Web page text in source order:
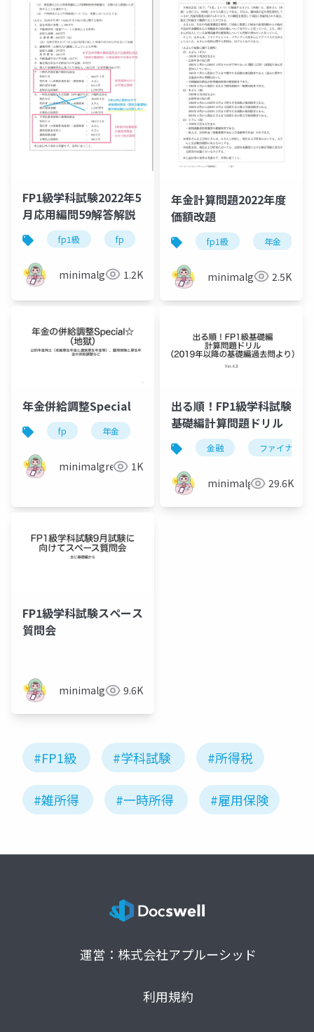
FP1級学科試験2022年5
月応用編問59解答解説
fp1級 fp 資格試験
minimalgreen1.2K
年金計算問題2022年度
価額改題
fp1級 年金
minimalgreen2.5K
年金併給調整Special
fp 年金 fp1級
minimalgreen 1K
出る順！FP1級学科試験
基礎編計算問題ドリル
金融 ファイナンス
minimalgreen29.6K
FP1級学科試験スペース
質問会
minimalgreen9.6K
#FP1級 #学科試験 #所得税
#雑所得 #一時所得 #雇用保険
運営：株式会社アプルーシッド
利用規約